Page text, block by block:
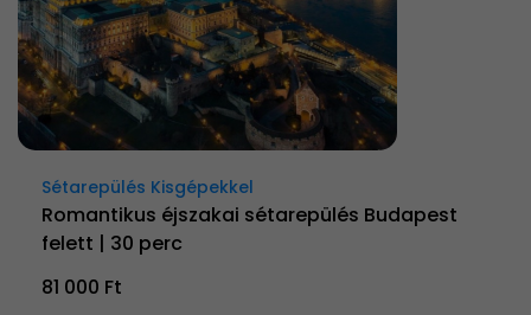
Sétarepülés Kisgépekkel
Romantikus éjszakai sétarepülés Budapest
felett | 30 perc
81 000 Ft